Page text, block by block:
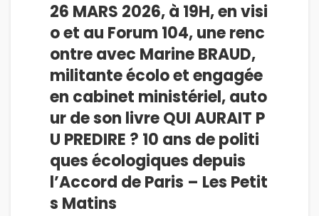
26 MARS 2026, à 19H, en visi
o et au Forum 104, une renc
ontre avec Marine BRAUD,
militante écolo et engagée
en cabinet ministériel, auto
ur de son livre QUI AURAIT P
U PREDIRE ? 10 ans de politi
ques écologiques depuis
l’Accord de Paris – Les Petit
s Matins